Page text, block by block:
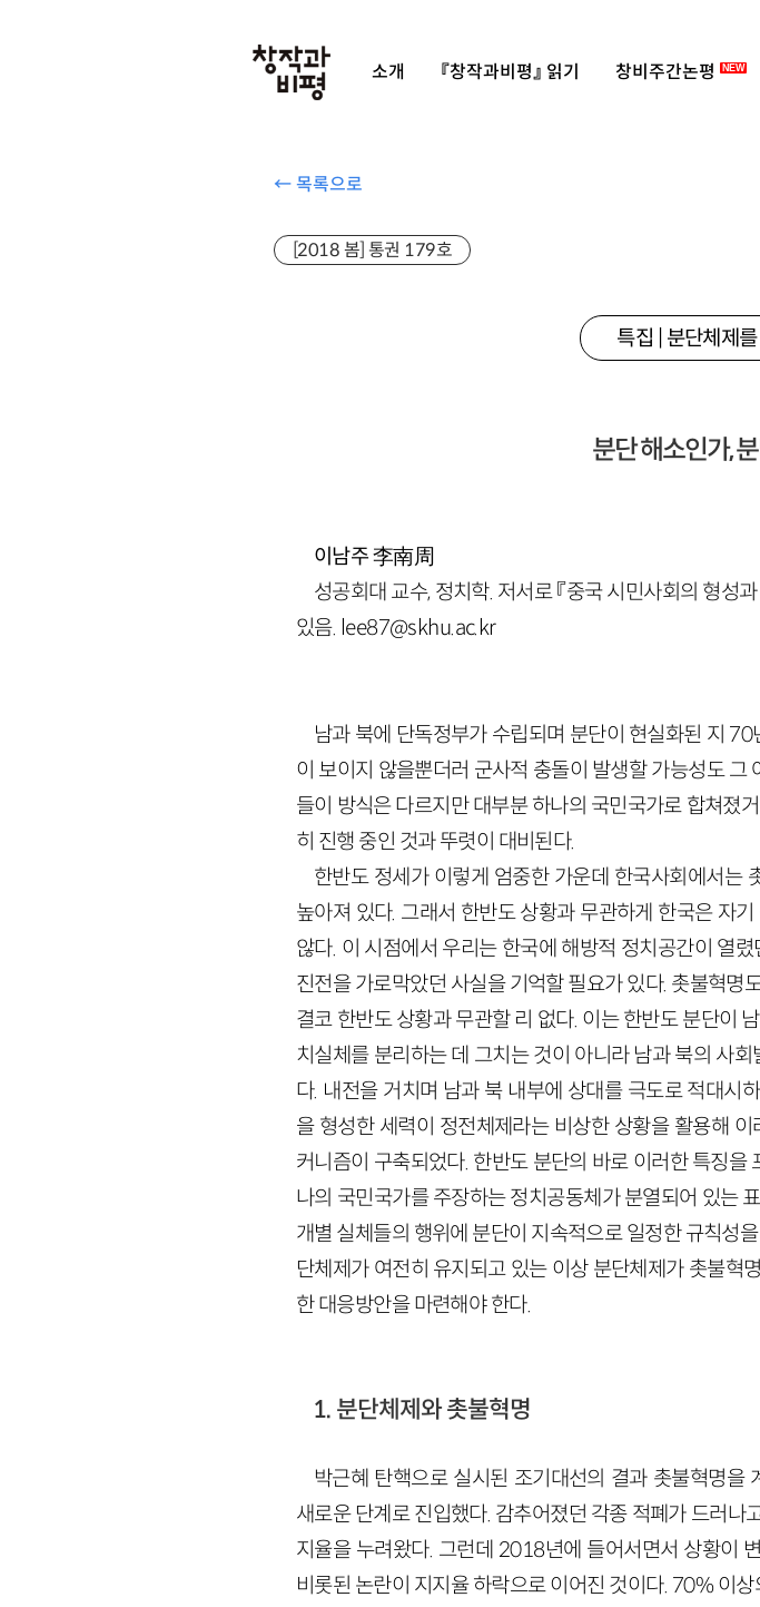
소개 『창작과비평』 읽기 창비주간논평 NEW
← 목록으로
[2018 봄] 통권 179호
특집 | 분단체제
분단 해소인가,
이남주李南周
성공회대 교수, 정치학. 저서로 『중국 시민사회의 형성과
있음. lee87@skhu.ac.kr
남과 북에 단독정부가 수립되며 분단이 현실화된 지 70
이 보이지 않을뿐더러 군사적 충돌이 발생할 가능성도 그
들이 방식은 다르지만 대부분 하나의 국민국가로 합쳐졌
히 진행 중인 것과 뚜렷이 대비된다.
한반도 정세가 이렇게 엄중한 가운데 한국사회에서는
높아져 있다. 그래서 한반도 상황과 무관하게 한국은 자
않다. 이 시점에서 우리는 한국에 해방적 정치공간이 열
진전을 가로막았던 사실을 기억할 필요가 있다. 촛불혁명
결코 한반도 상황과 무관할 리 없다. 이는 한반도 분단이 남
치실체를 분리하는 데 그치는 것이 아니라 남과 북의 사
다. 내전을 거치며 남과 북 내부에 상대를 극도로 적대시
을 형성한 세력이 정전체제라는 비상한 상황을 활용해 이
커니즘이 구축되었다. 한반도 분단의 바로 이러한 특징을
나의 국민국가를 주장하는 정치공동체가 분열되어 있는
개별 실체들의 행위에 분단이 지속적으로 일정한 규칙성
단체제가 여전히 유지되고 있는 이상 분단체제가 촛불혁
한 대응방안을 마련해야 한다.
1. 분단체제와 촛불혁명
박근혜 탄핵으로 실시된 조기대선의 결과 촛불혁명
새로운 단계로 진입했다. 감추어졌던 각종 적폐가 드러나
지율을 누려왔다. 그런데 2018년에 들어서면서 상황이
비롯된 논란이 지지율 하락으로 이어진 것이다. 70% 이상